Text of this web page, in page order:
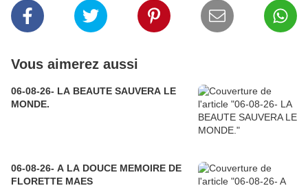
Vous aimerez aussi
06-08-26- LA BEAUTE SAUVERA LE
MONDE.
06-08-26- A LA DOUCE MEMOIRE DE
FLORETTE MAES